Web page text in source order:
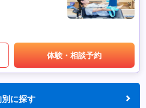
体験・相談予約
に探す